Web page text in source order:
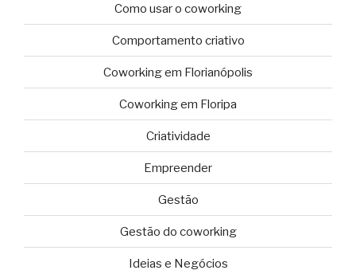
Como usar o coworking
Comportamento criativo
Coworking em Florianópolis
Coworking em Floripa
Criatividade
Empreender
Gestão
Gestão do coworking
Ideias e Negócios